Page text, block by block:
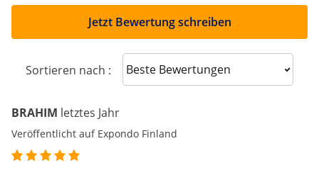
Jetzt Bewertung schreiben
Sortieren nach : Sort reviews
BRAHIM letztes Jahr
Veröffentlicht auf Expondo Finland